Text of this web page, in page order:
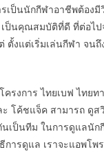
เป็นนักกีฬาอาชีพต้อง
ป็นคุณสมบัติที่ดี ที่ต่อไ
ตั้งแต่เริ่มเล่นกีฬา จน
รงการ ไทยเบฟ ไทย
โค้ชแจ็ค สามารถ ดู
เป็นทีม ในการดูแลนั
ารดูแล เราจะแอพโ